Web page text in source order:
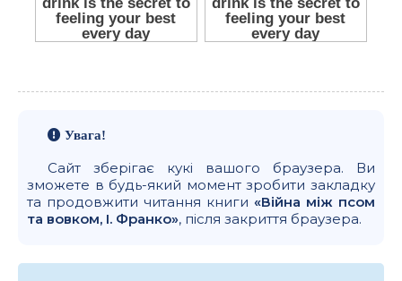
Увага!
Сайт зберігає кукі вашого браузера. Ви
зможете в будь-який момент зробити закладку
та продовжити читання книги «Війна між псом
та вовком, І. Франко», після закриття браузера.